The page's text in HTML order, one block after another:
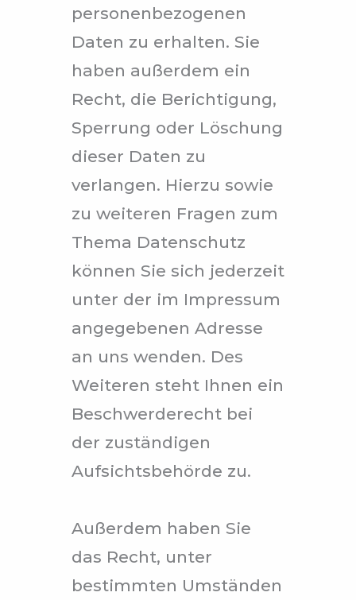
personenbezogenen
Daten zu erhalten. Sie
haben außerdem ein
Recht, die Berichtigung,
Sperrung oder Löschung
dieser Daten zu
verlangen. Hierzu sowie
zu weiteren Fragen zum
Thema Datenschutz
können Sie sich jederzeit
unter der im Impressum
angegebenen Adresse
an uns wenden. Des
Weiteren steht Ihnen ein
Beschwerderecht bei
der zuständigen
Aufsichtsbehörde zu.
Außerdem haben Sie
das Recht, unter
bestimmten Umständen